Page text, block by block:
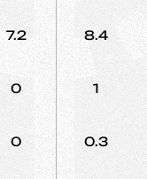
7.2 8.4
0 1
0 0.3